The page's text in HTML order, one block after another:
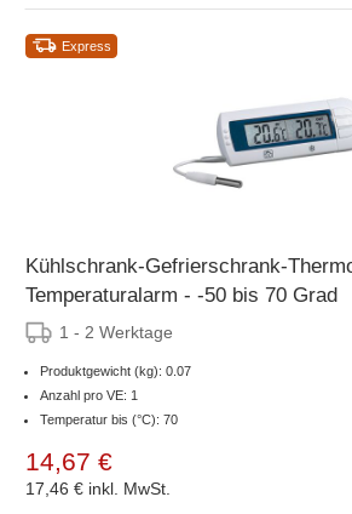
Express
Kühlschrank-Gefrierschrank-
Temperaturalarm - -50 bis 70 Grad
1 - 2 Werktage
Produktgewicht (kg): 0.07
Anzahl pro VE: 1
Temperatur bis (°C): 70
14,67 €
17,46 € inkl. MwSt.